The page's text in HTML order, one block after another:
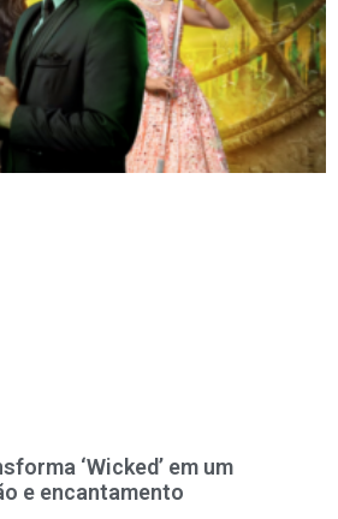
‘Wicked’ em um
e encantamento